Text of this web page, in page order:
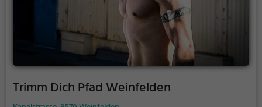
Trimm Dich Pfad Weinfelden